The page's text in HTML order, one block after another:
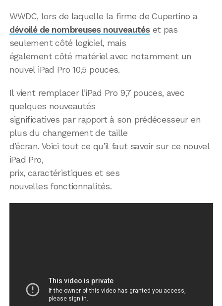
WWDC, lors de laquelle la firme de Cupertino a
dévoilé de nombreuses nouveautéset pas
seulement côté logiciel, mais
également côté matériel avec notamment un
nouvel iPad Pro 10,5 pouces.
Il vient remplacer l’iPad Pro 9,7 pouces, avec
quelques nouveautés
significatives par rapport à son prédécesseur en
plus du changement de taille
d’écran. Voici tout ce qu’il faut savoir sur ce nouvel
iPad Pro,
prix, caractéristiques et ses
nouvelles fonctionnalités.